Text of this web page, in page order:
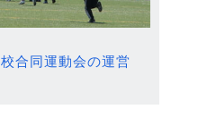
合同運動会の運営